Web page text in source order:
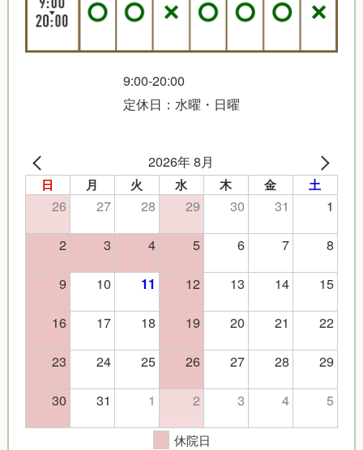
9:00-20:00
定休日：水曜・日曜
2026年 8月
日 月 火 水 木 金 土
26 27 28 29 30 31
1
2
3 4 5 6 7
8
9
10 11 12 13 14
15
16
17 18 19 20 21
22
23
24 25 26 27 28
29
30
31 1 2 3 4 5
休院日